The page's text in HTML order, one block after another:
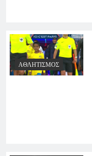
ΑΘΛΗΤΙΣΜΌΣ